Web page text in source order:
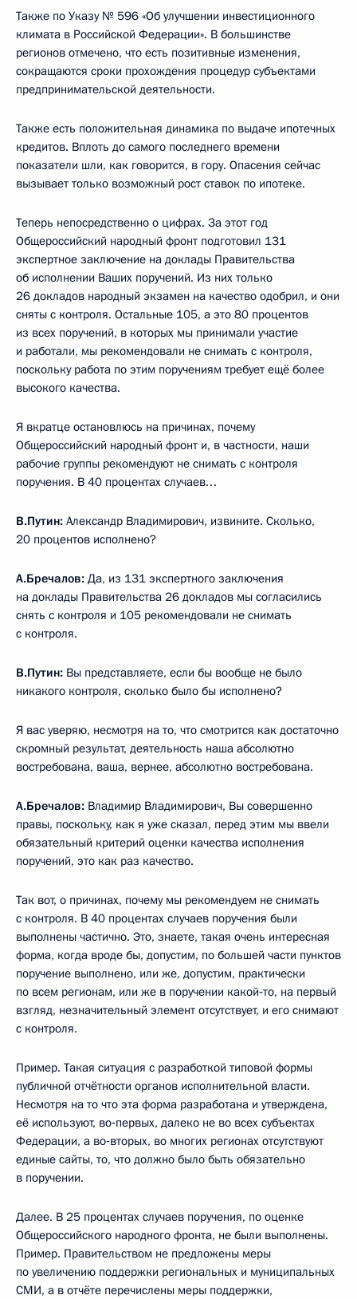
Также по Указу № 596 «Об улучшении инвестиционного
климата в Российской Федерации». В большинстве
регионов отмечено, что есть позитивные изменения,
сокращаются сроки прохождения процедур субъектами
предпринимательской деятельности.
Также есть положительная динамика по выдаче ипотечных
кредитов. Вплоть до самого последнего времени
показатели шли, как говорится, в гору. Опасения сейчас
вызывает только возможный рост ставок по ипотеке.
Теперь непосредственно о цифрах. За этот год
Общероссийский народный фронт подготовил 131
экспертное заключение на доклады Правительства
об исполнении Ваших поручений. Из них только
26 докладов народный экзамен на качество одобрил, и они
сняты с контроля. Остальные 105, а это 80 процентов
из всех поручений, в которых мы принимали участие
и работали, мы рекомендовали не снимать с контроля,
поскольку работа по этим поручениям требует ещё более
высокого качества.
Я вкратце остановлюсь на причинах, почему
Общероссийский народный фронт и, в частности, наши
рабочие группы рекомендуют не снимать с контроля
поручения. В 40 процентах случаев…
В.Путин: Александр Владимирович, извините. Сколько,
20 процентов исполнено?
А.Бречалов: Да, из 131 экспертного заключения
на доклады Правительства 26 докладов мы согласились
снять с контроля и 105 рекомендовали не снимать
с контроля.
В.Путин: Вы представляете, если бы вообще не было
никакого контроля, сколько было бы исполнено?
Я вас уверяю, несмотря на то, что смотрится как достаточно
скромный результат, деятельность наша абсолютно
востребована, ваша, вернее, абсолютно востребована.
А.Бречалов: Владимир Владимирович, Вы совершенно
правы, поскольку, как я уже сказал, перед этим мы ввели
обязательный критерий оценки качества исполнения
поручений, это как раз качество.
Так вот, о причинах, почему мы рекомендуем не снимать
с контроля. В 40 процентах случаев поручения были
выполнены частично. Это, знаете, такая очень интересная
форма, когда вроде бы, допустим, по большей части пунктов
поручение выполнено, или же, допустим, практически
по всем регионам, или же в поручении какой‑то, на первый
взгляд, незначительный элемент отсутствует, и его снимают
с контроля.
Пример. Такая ситуация с разработкой типовой формы
публичной отчётности органов исполнительной власти.
Несмотря на то что эта форма разработана и утверждена,
её используют, во‑первых, далеко не во всех субъектах
Федерации, а во‑вторых, во многих регионах отсутствуют
единые сайты, то, что должно было быть обязательно
в поручении.
Далее. В 25 процентах случаев поручения, по оценке
Общероссийского народного фронта, не были выполнены.
Пример. Правительством не предложены меры
по увеличению поддержки региональных и муниципальных
СМИ, а в отчёте перечислены меры поддержки,